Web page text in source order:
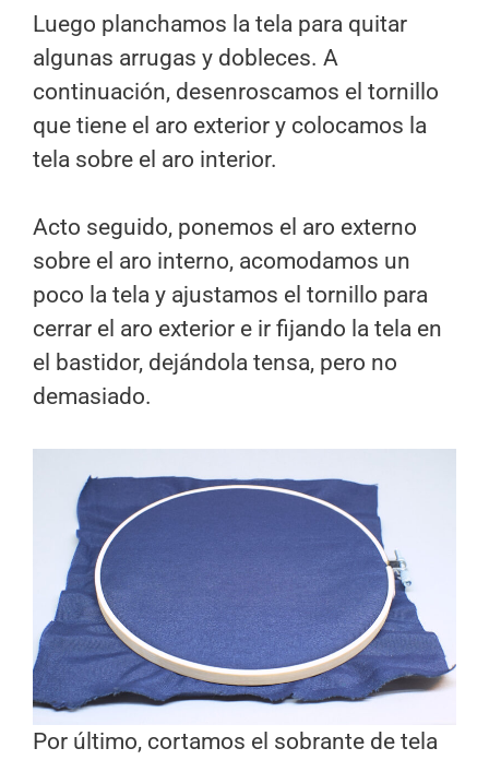
Luego planchamos la tela para quitar
algunas arrugas y dobleces. A
continuación, desenroscamos el tornillo
que tiene el aro exterior y colocamos la
tela sobre el aro interior.
Acto seguido, ponemos el aro externo
sobre el aro interno, acomodamos un
poco la tela y ajustamos el tornillo para
cerrar el aro exterior e ir fijando la tela en
el bastidor, dejándola tensa, pero no
demasiado.
Por último, cortamos el sobrante de tela